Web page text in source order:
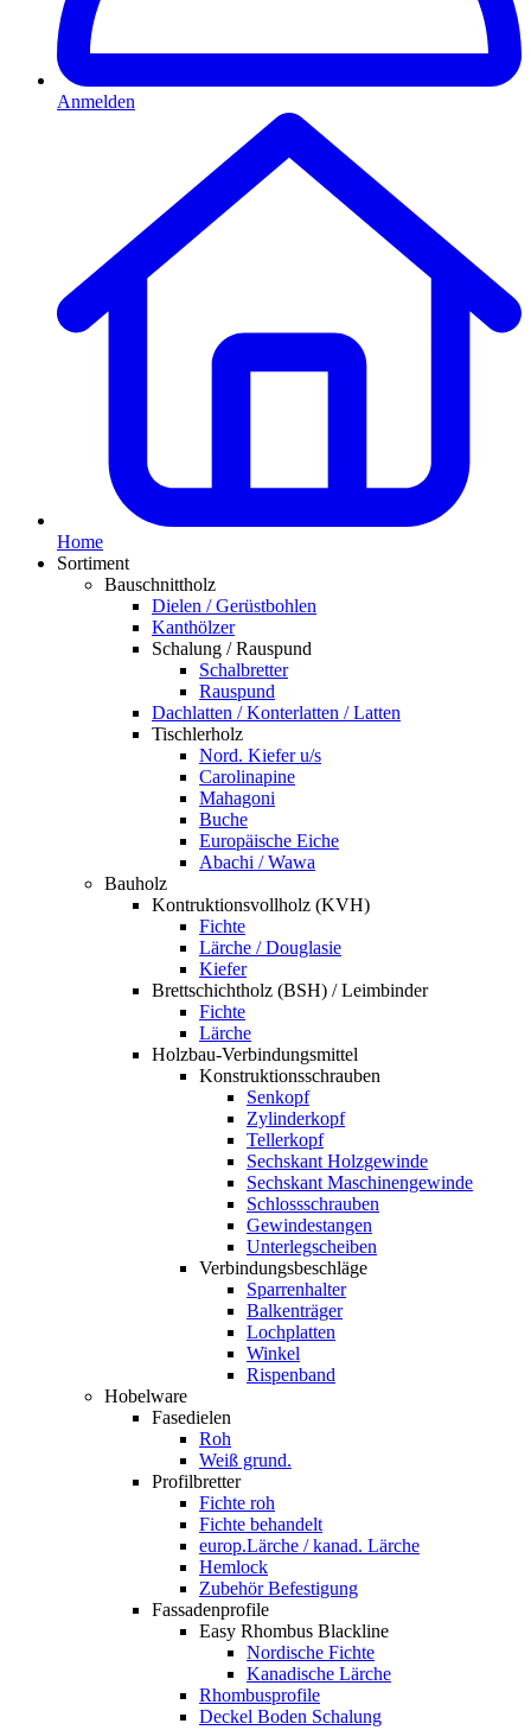
Anmelden
Home
Sortiment
Bauschnittholz
Dielen / Gerüstbohlen
Kanthölzer
Schalung / Rauspund
Schalbretter
Rauspund
Dachlatten / Konterlatten / Latten
Tischlerholz
Nord. Kiefer u/s
Carolinapine
Mahagoni
Buche
Europäische Eiche
Abachi / Wawa
Bauholz
Kontruktionsvollholz (KVH)
Fichte
Lärche / Douglasie
Kiefer
Brettschichtholz (BSH) / Leimbinder
Fichte
Lärche
Holzbau-Verbindungsmittel
Konstruktionsschrauben
Senkopf
Zylinderkopf
Tellerkopf
Sechskant Holzgewinde
Sechskant Maschinengewinde
Schlossschrauben
Gewindestangen
Unterlegscheiben
Verbindungsbeschläge
Sparrenhalter
Balkenträger
Lochplatten
Winkel
Rispenband
Hobelware
Fasedielen
Roh
Weiß grund.
Profilbretter
Fichte roh
Fichte behandelt
europ.Lärche / kanad. Lärche
Hemlock
Zubehör Befestigung
Fassadenprofile
Easy Rhombus Blackline
Nordische Fichte
Kanadische Lärche
Rhombusprofile
Deckel Boden Schalung